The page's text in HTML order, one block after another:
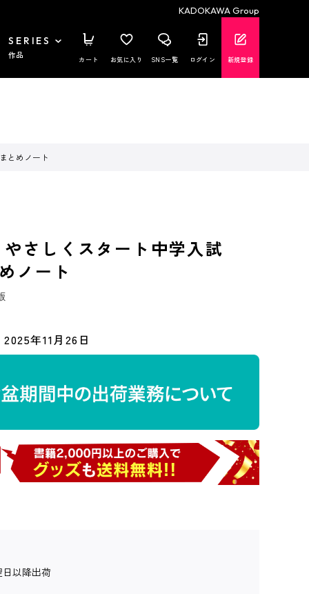
KADOKAWA Group
SERIES
作品 カート お気に入り SNS一覧 ログイン 新規登録
とめノート
さしくスタート中学入試
ノート
2025年11月26日
日以降出荷